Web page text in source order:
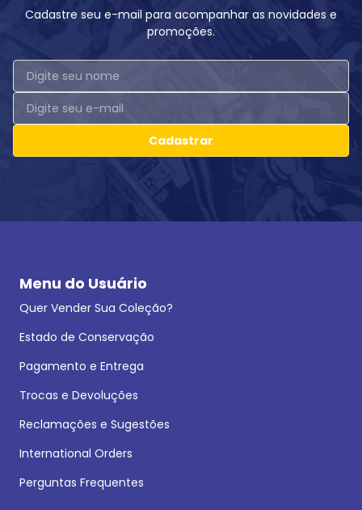
Cadastre seu e-mail para acompanhar as novidades e
promoções.
Cadastrar
Menu do Usuário
Quer Vender Sua Coleção?
Estado de Conservação
Pagamento e Entrega
Trocas e Devoluções
Reclamações e Sugestões
International Orders
Perguntas Frequentes